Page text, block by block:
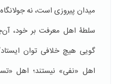
میدان پیروزی است، نه
سلطۀ اهل معرفت بر خود،
گویی هیچ خلافی توان
اهل «نفی» نیستند؛ اهل